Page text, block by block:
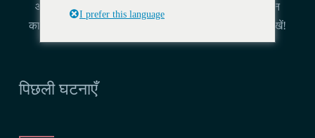
आप बार 22 में हमारे द्वारा आयोजित कार्यक्रमों से बेहतर साइगॉन
कार्यक्रम नहीं पा सकते हैं! हमारे आगामी और पिछले कार्यक्रम देखें!
पिछली घटनाएँ
I prefer this language